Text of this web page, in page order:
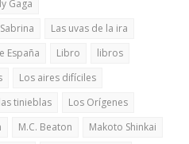
Gaga
Las uvas de la ira
España Libro
libros
Los aires difíciles
tinieblas
Los Orígenes
M.C. Beaton
Makoto Shinkai